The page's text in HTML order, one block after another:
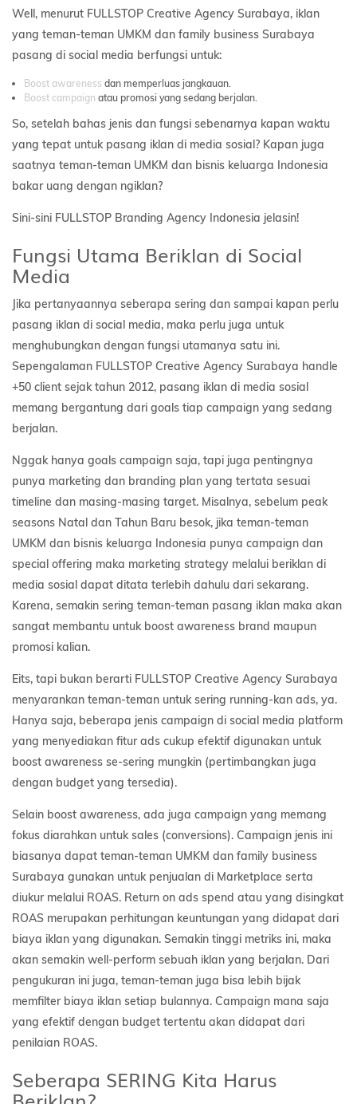
Well, menurut FULLSTOP Creative Agency Surabaya, iklan
yang teman-teman UMKM dan family business Surabaya
pasang di social media berfungsi untuk:
Boost awareness dan memperluas jangkauan.
Boost campaign atau promosi yang sedang berjalan.
So, setelah bahas jenis dan fungsi sebenarnya kapan waktu
yang tepat untuk pasang iklan di media sosial? Kapan juga
saatnya teman-teman UMKM dan bisnis keluarga Indonesia
bakar uang dengan ngiklan?
Sini-sini FULLSTOP Branding Agency Indonesia jelasin!
Fungsi Utama Beriklan di Social
Media
Jika pertanyaannya seberapa sering dan sampai kapan perlu
pasang iklan di social media, maka perlu juga untuk
menghubungkan dengan fungsi utamanya satu ini.
Sepengalaman FULLSTOP Creative Agency Surabaya handle
+50 client sejak tahun 2012, pasang iklan di media sosial
memang bergantung dari goals tiap campaign yang sedang
berjalan.
Nggak hanya goals campaign saja, tapi juga pentingnya
punya marketing dan branding plan yang tertata sesuai
timeline dan masing-masing target. Misalnya, sebelum peak
seasons Natal dan Tahun Baru besok, jika teman-teman
UMKM dan bisnis keluarga Indonesia punya campaign dan
special offering maka marketing strategy melalui beriklan di
media sosial dapat ditata terlebih dahulu dari sekarang.
Karena, semakin sering teman-teman pasang iklan maka akan
sangat membantu untuk boost awareness brand maupun
promosi kalian.
Eits, tapi bukan berarti FULLSTOP Creative Agency Surabaya
menyarankan teman-teman untuk sering running-kan ads, ya.
Hanya saja, beberapa jenis campaign di social media platform
yang menyediakan fitur ads cukup efektif digunakan untuk
boost awareness se-sering mungkin (pertimbangkan juga
dengan budget yang tersedia).
Selain boost awareness, ada juga campaign yang memang
fokus diarahkan untuk sales (conversions). Campaign jenis ini
biasanya dapat teman-teman UMKM dan family business
Surabaya gunakan untuk penjualan di Marketplace serta
diukur melalui ROAS. Return on ads spend atau yang disingkat
ROAS merupakan perhitungan keuntungan yang didapat dari
biaya iklan yang digunakan. Semakin tinggi metriks ini, maka
akan semakin well-perform sebuah iklan yang berjalan. Dari
pengukuran ini juga, teman-teman juga bisa lebih bijak
memfilter biaya iklan setiap bulannya. Campaign mana saja
yang efektif dengan budget tertentu akan didapat dari
penilaian ROAS.
Seberapa SERING Kita Harus